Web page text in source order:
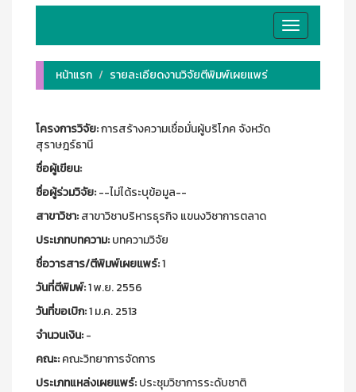
Toggle
navigation
หน้าแรก
รายละเอียดงานวิจัยตีพิมพ์เผยแพร่
โครงการวิจัย:การสร้างความเชื่อมั่นผู้บริโภค จังหวัด
สุราษฎร์ธานี
ชื่อผู้เขียน:
ชื่อผู้ร่วมวิจัย:--ไม่ได้ระบุข้อมูล--
สาขาวิชา:สาขาวิชาบริหารธุรกิจ แขนงวิชาการตลาด
ประเภทบทความ:บทความวิจัย
ชื่อวารสาร/ตีพิมพ์เผยแพร์:1
วันที่ตีพิมพ์:1 พ.ย. 2556
วันที่ขอเบิก:1 ม.ค. 2513
จำนวนเงิน:-
คณะ:คณะวิทยาการจัดการ
ประเภทแหล่งเผยแพร์:ประชุมวิชาการระดับชาติ